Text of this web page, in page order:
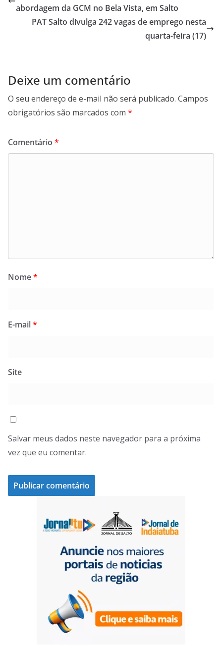
o
k
p
p
I
n
a
m
abordagem da GCM no Bela Vista, em Salto
PAT Salto divulga 242 vagas de emprego nesta
quarta-feira (17)
Deixe um comentário
O seu endereço de e-mail não será publicado. Campos
obrigatórios são marcados com *
Comentário *
Nome*
E-mail*
Site
Salvar meus dados neste navegador para a próxima
vez que eu comentar.